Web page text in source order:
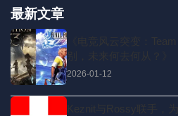
最新文章
《电竞风云突变：
别，未来何去何从？》
2026-01-12
Keznit与Rossy联手，